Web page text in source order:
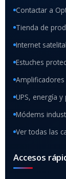
Contactar a
Tienda de
Internet
Estuches
UPS, energía
Módems
Ver todas las
Accesos